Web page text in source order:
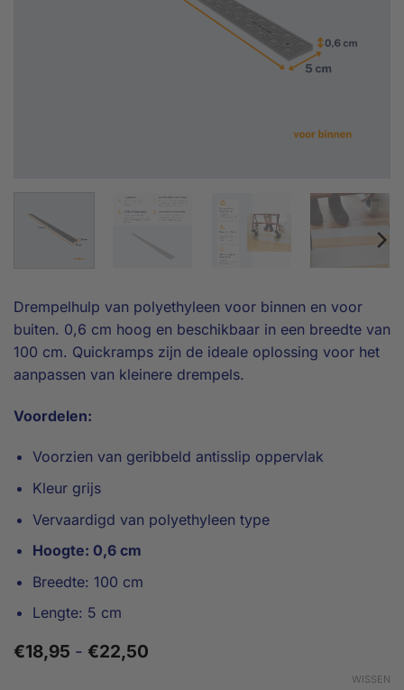
Drempelhulp van polyethyleen voor binnen en voor
buiten. 0,6 cm hoog en beschikbaar in een breedte van
100 cm. Quickramps zijn de ideale oplossing voor het
aanpassen van kleinere drempels.
Voordelen:
Voorzien van geribbeld antisslip oppervlak
Kleur grijs
Vervaardigd van polyethyleen type
Hoogte: 0,6 cm
Breedte: 100 cm
Lengte: 5 cm
€18,95 - €22,50
WISSEN